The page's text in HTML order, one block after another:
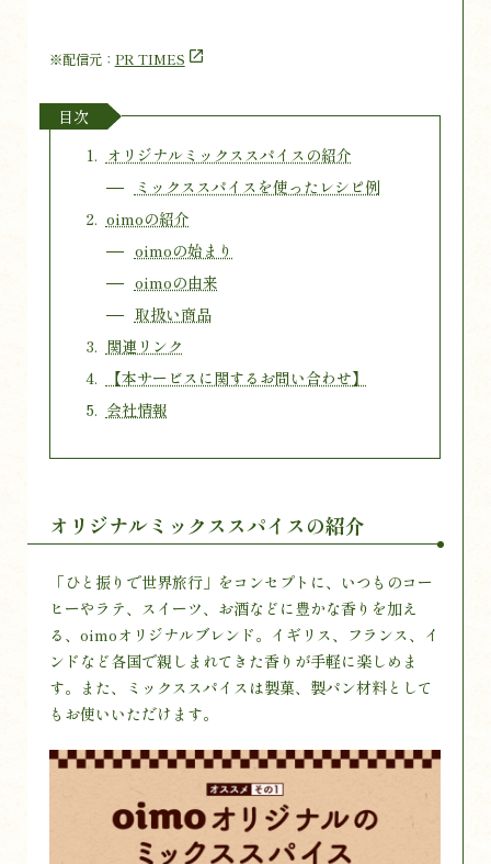
※配信元： PR TIMES
目次
オリジナルミックススパイスの紹介
ミックススパイスを使ったレシピ例
oimoの紹介
oimoの始まり
oimoの由来
取扱い商品
関連リンク
【本サービスに関するお問い合わせ】
会社情報
オリジナルミックススパイスの紹介
「ひと振りで世界旅行」をコンセプトに、いつものコー
ヒーやラテ、スイーツ、お酒などに豊かな香りを加え
る、oimoオリジナルブレンド。イギリス、フランス、イ
ンドなど各国で親しまれてきた香りが手軽に楽しめま
す。また、ミックススパイスは製菓、製パン材料として
もお使いいただけます。